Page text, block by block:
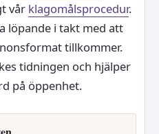
vår klagomålsprocedur.
löpande i takt med att
tillkommer.
tidningen och hjälper
på öppenhet.